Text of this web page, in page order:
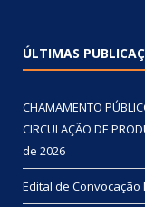
ÚLTIMAS
CHAMAMENTO
CIRCULAÇÃO DE
de 2026
Edital de Convocação